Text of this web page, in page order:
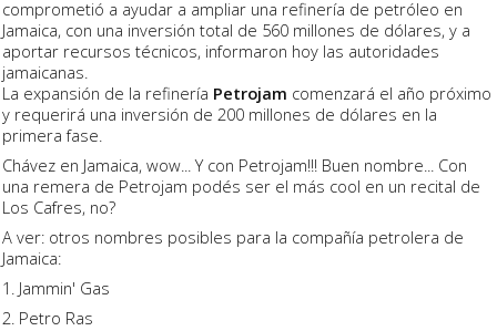
comprometió a ayudar a ampliar una refinería de petróleo en
Jamaica, con una inversión total de 560 millones de dólares, y a
aportar recursos técnicos, informaron hoy las autoridades
jamaicanas.
La expansión de la refinería Petrojam comenzará el año próximo
y requerirá una inversión de 200 millones de dólares en la
primera fase.
Chávez en Jamaica, wow... Y con Petrojam!!! Buen nombre... Con
una remera de Petrojam podés ser el más cool en un recital de
Los Cafres, no?
A ver: otros nombres posibles para la compañía petrolera de
Jamaica:
1. Jammin' Gas
2. Petro Ras